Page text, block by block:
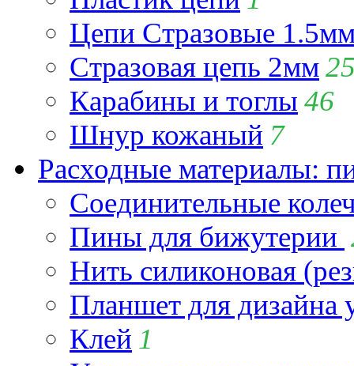
Цепи Стразовые
Стразовая цепь 2мм
Карабины и тоглы 46
Шнур кожаный 7
Расходные материалы:
Соединительные
Пины для бижутерии
Нить силиконовая
Планшет для
Клей 1